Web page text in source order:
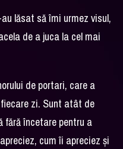
lăsat să îmi urmez visul,
de a juca la cel mai
de portari, care a
zi. Sunt atât de
fără încetare pentru a
cum îi apreciez și